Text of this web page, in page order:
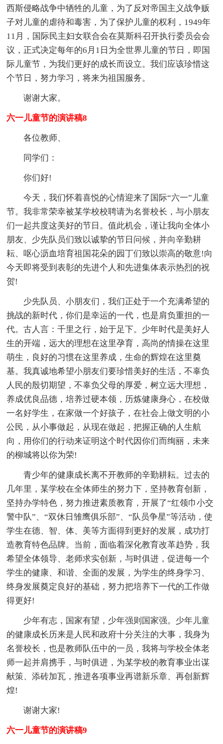
西斯侵略战争中牺牲的儿童，为了反对帝国主义战争贩
子对儿童的虐待和毒害，为了保护儿童的权利，1949年
11月，国际民主妇女联合会在莫斯科召开执行委员会会
议，正式决定每年的6月1日为全世界儿童的节日，即国
际儿童节，为我们更好的成长而设立。我们应该珍惜这
个节日，努力学习，将来为祖国服务。
谢谢大家。
六一儿童节的演讲稿8
各位教师、
同学们：
你们好!
今天，我们怀着喜悦的心情迎来了国际“六一”儿童
节。我非常荣幸被某学校校聘请为名誉校长，与小朋友
们一起共度这美好的节日。值此机会，谨让我向全体小
朋友、少先队员们致以诚挚的节日问候，并向辛勤耕
耘、呕心沥血培育祖国花朵的园丁们致以崇高的敬意!向
今天即将受到表彰的先进个人和先进集体表示热烈的祝
贺!
少先队员、小朋友们，我们正处于一个充满希望的
挑战的新时代，你们是幸运的一代，也是肩负重担的一
代。古人言：千里之行，始于足下。少年时代是美好人
生的开端，远大的理想在这里孕育，高尚的情操在这里
萌生，良好的习惯在这里养成，生命的辉煌在这里奠
基。我真诚地希望小朋友们要珍惜美好的生活，不辜负
人民的殷切期望，不辜负父母的厚爱，树立远大理想，
养成优良品德，培养过硬本领，历炼健康身心，在校做
一名好学生，在家做一个好孩子，在社会上做文明的小
公民，从小事做起，从现在做起，把握正确的人生航
向，用你们的行动来证明这个时代因你们而绚丽，未来
的柳城将以你为荣!
青少年的健康成长离不开教师的辛勤耕耘。过去的
几年里，某学校在全体师生的努力下，坚持教育创新，
坚持办学特色，努力推进素质教育，开展了“红领巾小交
警中队”、“双休日雏鹰俱乐部”、“队员争星”等活动，使
学生在德、智、体、美等方面得到更好的发展，成功打
造教育特色品牌。当前，面临着深化教育改革趋势，我
希望全体领导、老师求实创新，与时俱进，促进每一个
学生的健康、和谐、全面的发展，为学生的终身学习、
终身发展奠定良好的基础，努力把培养下一代的工作做
得更好!
少年有志，国家有望，少年强则国家强。少年儿童
的健康成长历来是人民和政府十分关注的大事，我身为
名誉校长，也是教师队伍中的一员，我将与学校全体老
师一起并肩携手，与时俱进，为某学校的教育事业出谋
献策、添砖加瓦，推进各项事业再谱新乐章、再创新辉
煌!
谢谢大家!
六一儿童节的演讲稿9